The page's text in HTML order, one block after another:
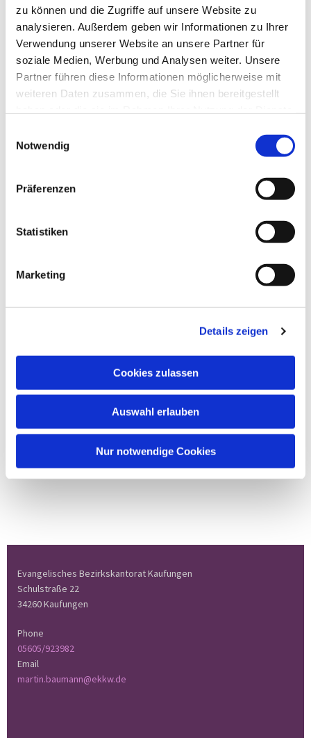
zu können und die Zugriffe auf unsere Website zu
analysieren. Außerdem geben wir Informationen zu Ihrer
Verwendung unserer Website an unsere Partner für
soziale Medien, Werbung und Analysen weiter. Unsere
Partner führen diese Informationen möglicherweise mit
weiteren Daten zusammen, die Sie ihnen bereitgestellt
Notwendig
Präferenzen
Statistiken
Marketing
Details zeigen
Cookies zulassen
Auswahl erlauben
Nur notwendige Cookies
Baumann (Leitung)
Interessierte können jederzeit - außer direkt vor
Chormitglieder informieren sich bitte anhand
andere Räume verlegte Proben.
Evangelisches Bezirkskantorat Kaufungen
Schulstraße 22
34260 Kaufungen
Phone
05605/923982
Email
martin.baumann@ekkw.de